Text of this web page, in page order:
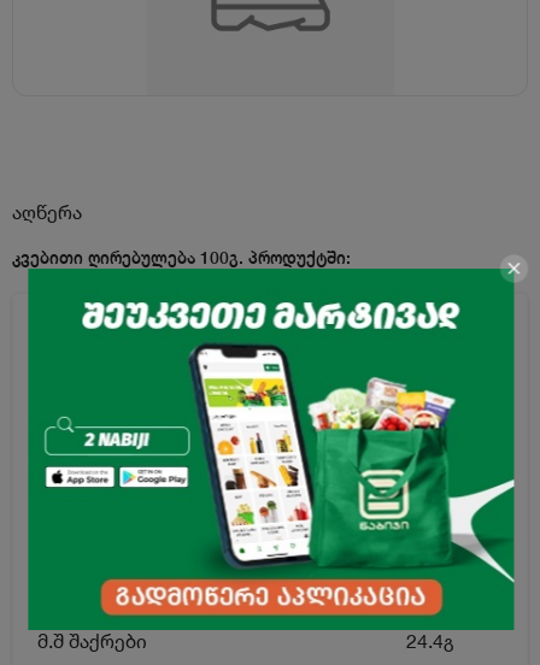
აღწერა
კვებითი ღირებულება 100გ. პროდუქტში:
ენერგეტიკული ღირებულება 481კკალ
28.2გ
მ.შ ნაჯერი ცხიმოვანი მჟავები 13.5გ
52.5გ
მ.შ შაქრები 24.4გ